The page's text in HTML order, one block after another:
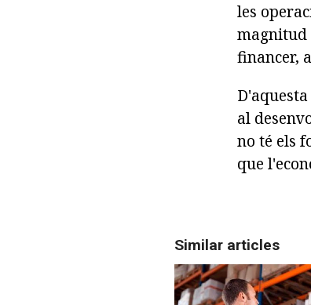
les
magnitud
financer,
al
no té els
que
Similar articles